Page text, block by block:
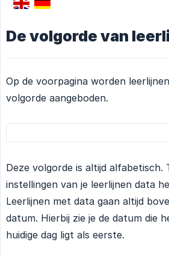
De volgorde van
Op de voorpagina worden
volgorde aangeboden.
Deze volgorde is altijd alfabetisch.
instellingen van je leerlijnen data
Leerlijnen met data gaan altijd
datum. Hierbij zie je de datum die
huidige dag ligt als eerste.